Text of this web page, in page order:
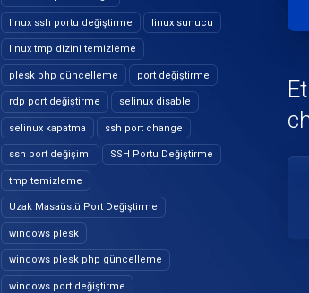
linux ssh portu değiştirme linux sunucu
linux tmp dizini temizleme
plesk php güncelleme port değiştirme
rdp port değiştirme selinux disable
selinux kapatma ssh port change
ssh port değişimi SSH Portu Değiştirme
tmp temizleme
Uzak Masaüstü Port Değiştirme
windows plesk
windows plesk php güncelleme
windows port değiştirme